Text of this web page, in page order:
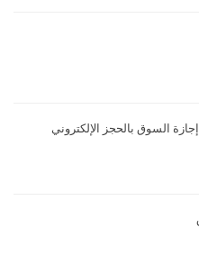
السوق بالحجز الإلكتروني